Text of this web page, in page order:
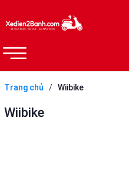
Trang chủ / Wiibike
Wiibike